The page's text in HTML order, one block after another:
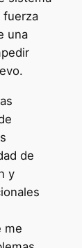
fuerza
una
de
y
me